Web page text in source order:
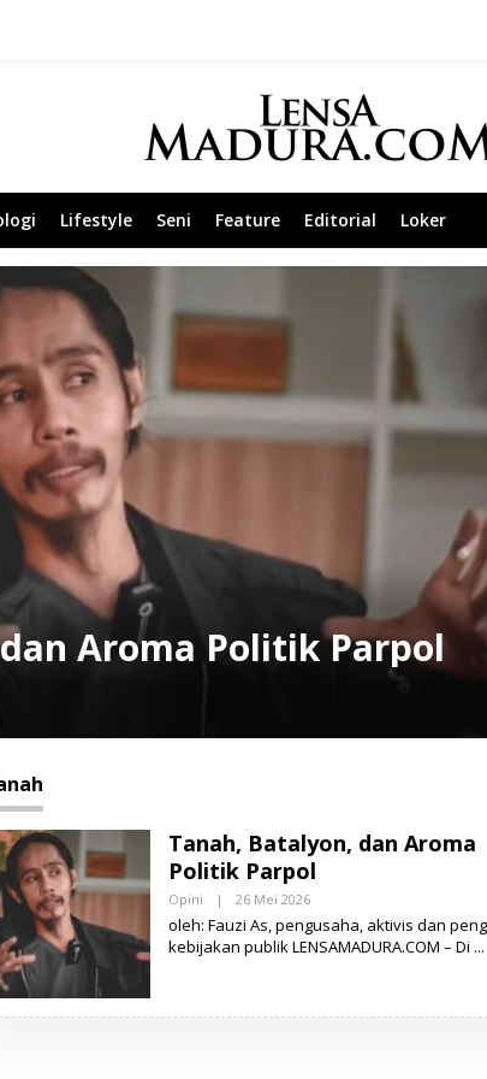
Lifestyle Seni Feature Editorial Loker
Aroma Politik Parpol
Tanah, Batalyon, dan Aroma
Politik Parpol
Opini | 26 Mei 2026O
E
H
S
oleh: Fauzi As, pengusaha, aktivis dan
kebijakan publik LENSAMADURA.COM – Di